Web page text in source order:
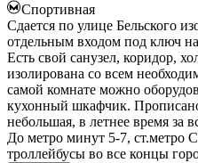
Спортивная
Сдается по улице Бельского
отдельным входом под ключ
Есть свой санузел, коридор,
изолирована со всем
самой комнате можно
кухонный шкафчик.
небольшая, в летнее время за
До метро минут 5-7, ст.метро
троллейбусы во все концы